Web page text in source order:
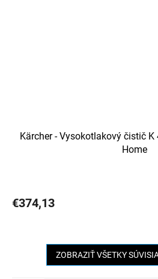
Kärcher - Vysokotlakový čistič K
Home
€374,13
ZOBRAZIŤ VŠETKY